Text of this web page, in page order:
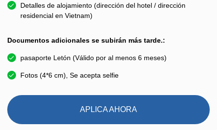
Detalles de alojamiento (dirección del hotel / dirección
residencial en Vietnam)
Documentos adicionales se subirán más tarde.:
pasaporte Letón (Válido por al menos 6 meses)
Fotos (4*6 cm), Se acepta selfie
APLICA AHORA